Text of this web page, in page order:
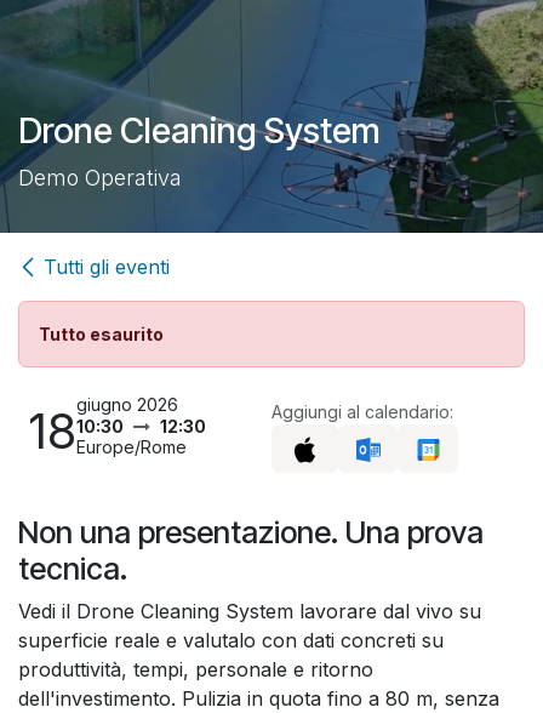
Passa al contenuto
Drone Cleaning System
Demo Operativa
Tutti gli eventi
Tutto esaurito
18giugno 2026
10:30
12:30
Europe/Rome
Aggiungi al calendario:
Non una presentazione. Una prova
tecnica.
Vedi il Drone Cleaning System lavorare dal vivo su
superficie reale e valutalo con dati concreti su
produttività, tempi, personale e ritorno
dell'investimento. Pulizia in quota fino a 80 m, senza